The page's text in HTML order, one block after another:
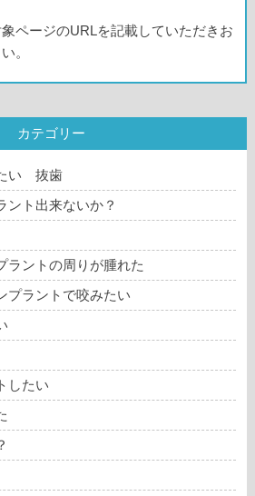
ページのURLを記載していただきお
。
カテゴリー
い 抜歯
ント出来ないか？
ラントの周りが腫れた
プラントで咬みたい
したい